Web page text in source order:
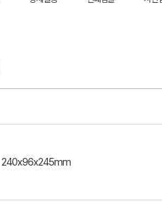
240x96x245mm